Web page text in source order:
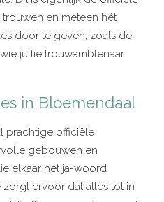
en meteen hét
door te geven, zoals de
jullie trouwambtenaar
in Bloemendaal
prachtige officiële
gebouwen en
elkaar het ja-woord
ervoor dat alles tot in